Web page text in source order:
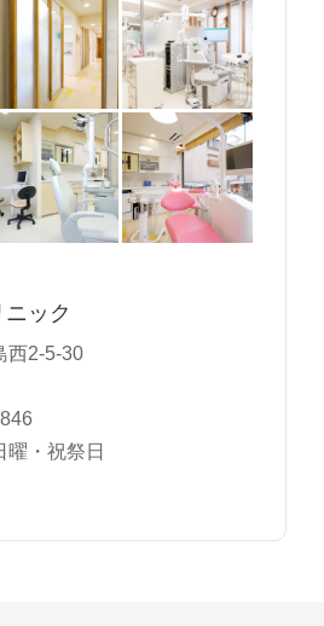
ック
西2-5-30
曜・祝祭日